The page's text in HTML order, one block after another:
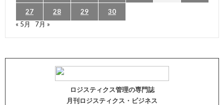
27 28 29
30
« 5月
7月 »
ロジスティクス管理の専門誌
月刊ロジスティクス・ビジネス